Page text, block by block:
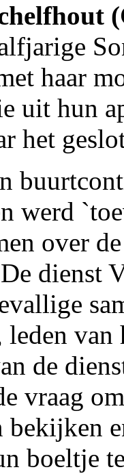
haar
uit hun
het
werd
over
dienst
leden
de
vraag
bekijken
boeltje